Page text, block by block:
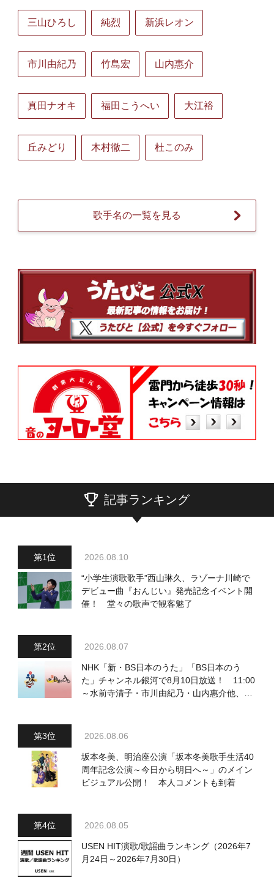
三山ひろし 純烈 新浜レオン
市川由紀乃 竹島宏 山内惠介
真田ナオキ 福田こうへい 大江裕
丘みどり 木村徹二 杜このみ
歌手名の一覧を見る
記事ランキング
2026.08.10
“小学生演歌歌手”西山琳久、ラゾーナ川崎で
デビュー曲『おんじい』発売記念イベント開
催！ 堂々の歌声で観客魅了
2026.08.07
NHK「新・BS日本のうた」「BS日本のう
た」チャンネル銀河で8月10日放送！ 11:00
～水前寺清子・市川由紀乃・山内惠介他、
2026.08.06
坂本冬美、明治座公演「坂本冬美歌手生活40
周年記念公演～今日から明日へ～」のメイン
ビジュアル公開！ 本人コメントも到着
2026.08.05
USEN HIT演歌/歌謡曲ランキング（2026年7
月24日～2026年7月30日）